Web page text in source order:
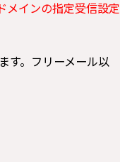
メインの指定受信設定
す。フリーメール以